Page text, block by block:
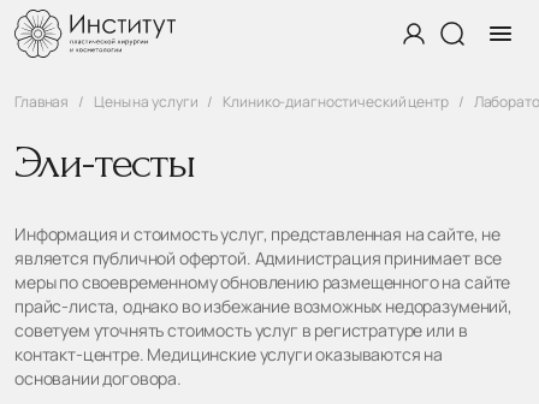
Главная Цены на услуги Клинико-диагностический центр
Эли-тесты
Информация и стоимость услуг, представленная на сайте, не
является публичной офертой. Администрация принимает все
меры по своевременному обновлению размещенного на сайте
прайс-листа, однако во избежание возможных недоразумений,
советуем уточнять стоимость услуг в регистратуре или в
контакт-центре. Медицинские услуги оказываются на
основании договора.